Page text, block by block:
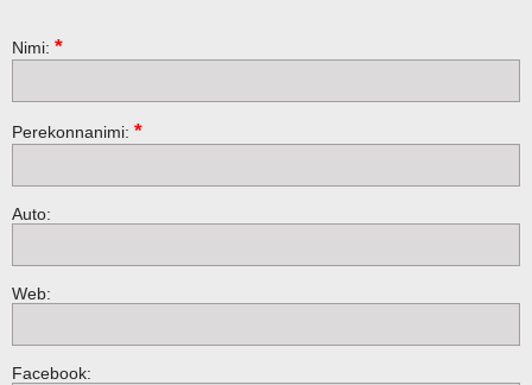
Nimi: *
Perekonnanimi: *
Auto:
Web:
Facebook: